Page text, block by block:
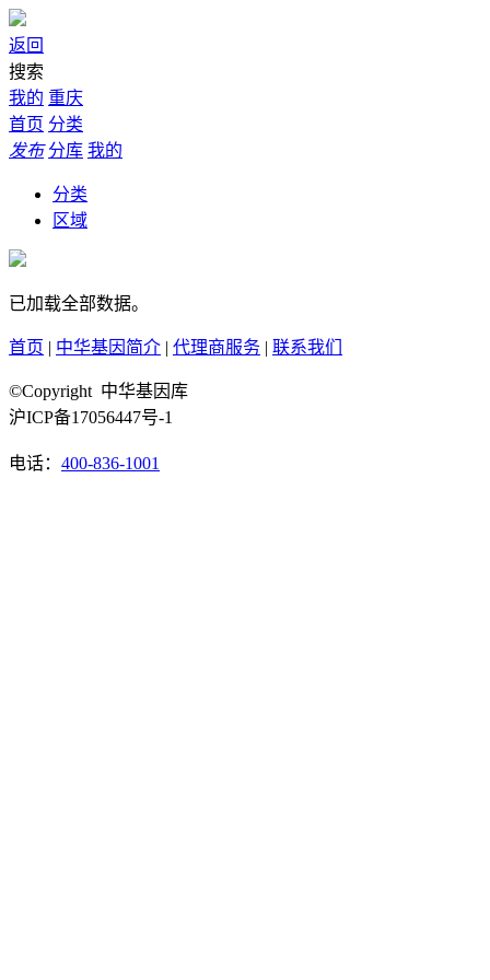
返回
搜索
我的 重庆
首页 分类
发布 分库 我的
分类
区域
已加载全部数据。
首页 | 中华基因简介 | 代理商服务 | 联系我们
©Copyright 中华基因库
沪ICP备17056447号-1
电话： 400-836-1001